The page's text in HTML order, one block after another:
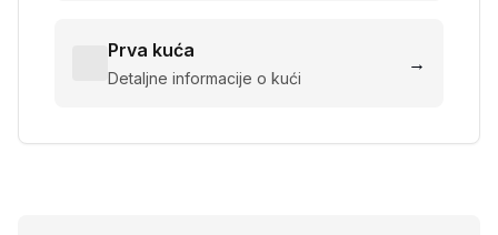
Prva kuća
Detaljne informacije o kući
→